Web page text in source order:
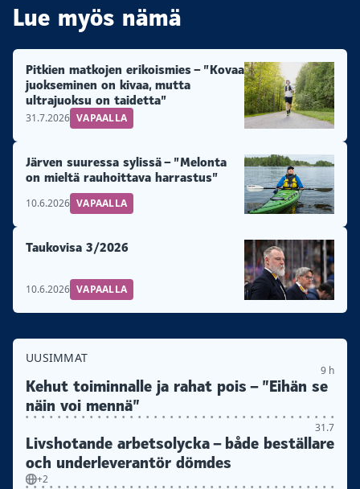
Lue myös nämä
Pitkien matkojen erikoismies – ”Kovaa
juokseminen on kivaa, mutta
ultrajuoksu on taidetta”
31.7.2026 VAPAALLA
Järven suuressa sylissä – ”Melonta
on mieltä rauhoittava harrastus”
10.6.2026 VAPAALLA
Taukovisa 3/2026
10.6.2026 VAPAALLA
UUSIMMAT
9 h
Kehut toiminnalle ja rahat pois – ”Eihän se
näin voi mennä”
31.7
Livshotande arbetsolycka – både beställare
och underleverantör dömdes
+2